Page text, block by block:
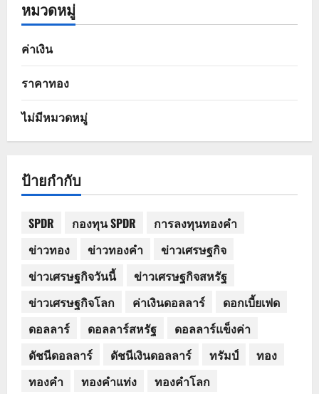
หมวดหมู่
ค่าเงิน
ราคาทอง
ไม่มีหมวดหมู่
ป้ายกำกับ
SPDR กองทุน SPDR
การลงทุนทองคำ
ข่าวทอง
ข่าวทองคำ
ข่าวเศรษฐกิจ
ข่าวเศรษฐกิจวันนี้
ข่าวเศรษฐกิจสหรัฐ
ข่าวเศรษฐกิจโลก
ค่าเงินดอลลาร์
ดอกเบี้ยเฟด
ดอลลาร์
ดอลลาร์สหรัฐ
ดอลลาร์แข็งค่า
ดัชนีดอลลาร์
ดัชนีเงินดอลลาร์ ทรัมป์
ทอง
ทองคำ
ทองคำแท่ง
ทองคำโลก